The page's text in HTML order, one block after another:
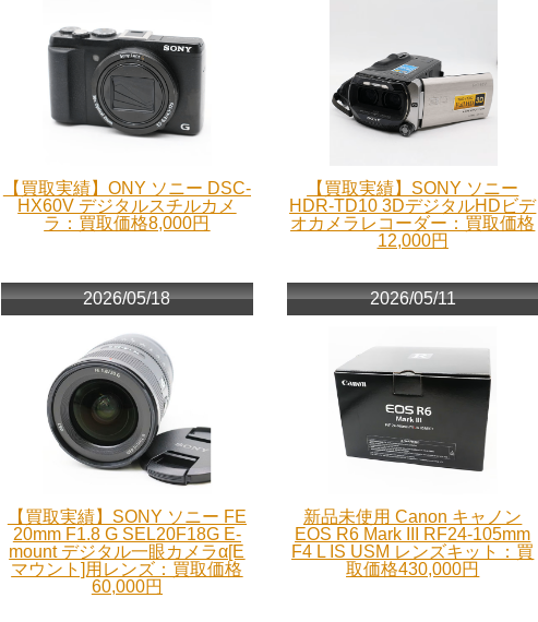
【買取実績】ONY ソニー DSC-
HX60V デジタルスチルカメ
ラ：買取価格8,000円
【買取実績】SONY ソニー
HDR-TD10 3DデジタルHDビデ
オカメラレコーダー：買取価格
12,000円
2026/05/18
【買取実績】SONY ソニー FE
20mm F1.8 G SEL20F18G E-
mount デジタル一眼カメラα[E
マウント]用レンズ：買取価格
60,000円
2026/05/11
新品未使用 Canon キャノン
EOS R6 Mark III RF24-105mm
F4 L IS USM レンズキット：買
取価格430,000円